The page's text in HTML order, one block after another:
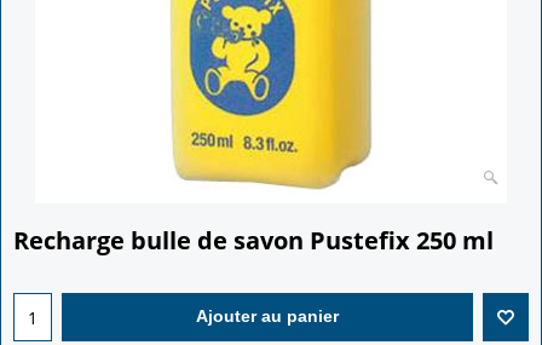
Recharge bulle de savon Pustefix 250 ml
Ajouter au panier